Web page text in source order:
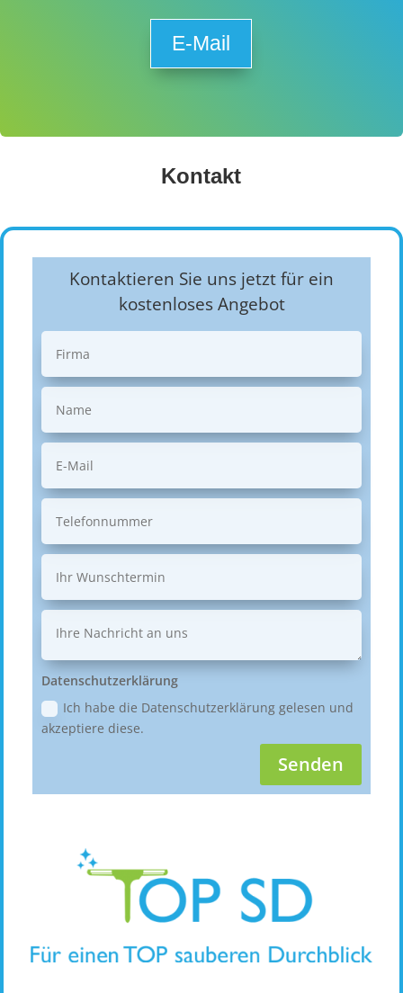
E-Mail
Kontakt
Kontaktieren Sie uns jetzt für ein
kostenloses Angebot
Datenschutzerklärung
Ich habe die Datenschutzerklärung gelesen und
akzeptiere diese.
Senden